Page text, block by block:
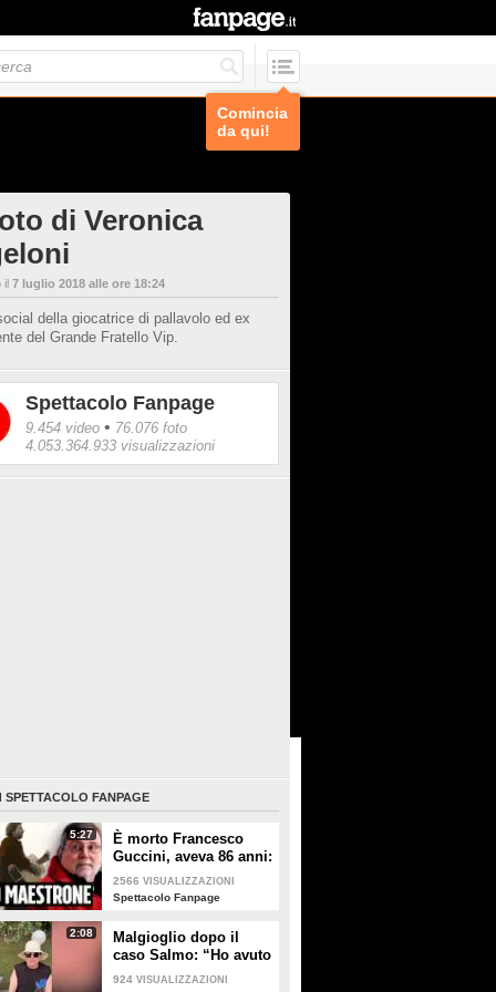
Comincia
da qui!
di Veronica
il 7 luglio 2018 alle ore 18:24
della giocatrice di pallavolo ed ex
del Grande Fratello Vip.
Spettacolo Fanpage
9.454 video • 76.076 foto
4.053.364.933 visualizzazioni
SPETTACOLO FANPAGE
5:27
È morto Francesco
Guccini, aveva 86 anni:
è stato uno dei
cantautori più
2566 VISUALIZZAZIONI
Spettacolo Fanpage
2:08
Malgioglio dopo il
caso Salmo: “Ho avuto
un melanoma. Mettete
924 VISUALIZZAZIONI